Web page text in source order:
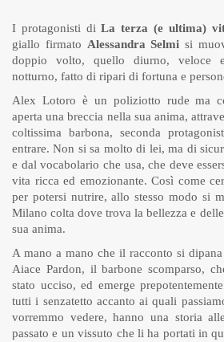
I protagonisti diLa terza (e ultima)
giallo firmato Alessandra Selmi si
doppio volto, quello diurno, veloce
notturno, fatto di ripari di fortuna e
Alex Lotoro è un poliziotto rude ma
aperta una breccia nella sua anima,
coltissima barbona, seconda
entrare. Non si sa molto di lei, ma di
e dal vocabolario che usa, che deve
vita ricca ed emozionante. Così come
per potersi nutrire, allo stesso modo si
Milano colta dove trova la bellezza e
sua anima.
A mano a mano che il racconto si
Aiace Pardon, il barbone scomparso,
stato ucciso, ed emerge
tutti i senzatetto accanto ai quali
vorremmo vedere, hanno una storia
passato e un vissuto che li ha portati in